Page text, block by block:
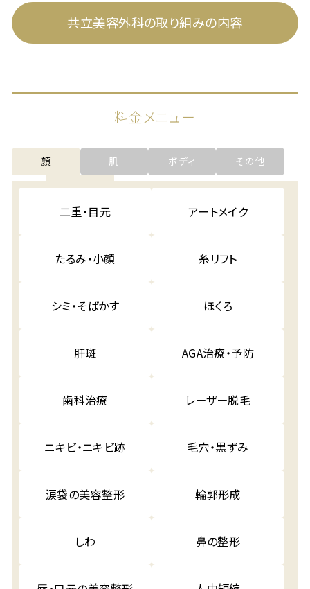
共立美容外科の取り組みの内容
料金メニュー
顔 肌 ボディ その他
二重・目元 アートメイク
たるみ・小顔 糸リフト
シミ・そばかす ほくろ
肝斑 AGA治療・予防
歯科治療 レーザー脱毛
ニキビ・ニキビ跡 毛穴・黒ずみ
涙袋の美容整形 輪郭形成
しわ 鼻の整形